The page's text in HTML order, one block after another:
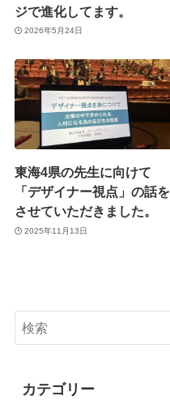
ジで進化してます。
2026年5月24日
東海4県の先生に向けて
「デザイナー視点」の話を
させていただきました。
2025年11月13日
カテゴリー